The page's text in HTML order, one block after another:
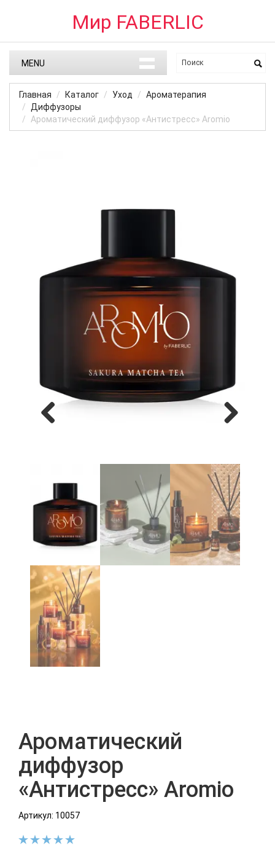
Мир FABERLIC
MENU
Главная Каталог Уход
Ароматерапия
Диффузоры
Ароматический диффузор «Антистресс» Aromio
Ароматический
диффузор
«Антистресс» Aromio
Артикул: 10057